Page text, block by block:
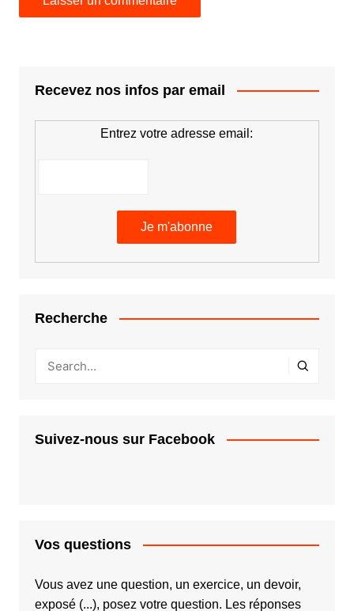
Recevez nos infos par email
Entrez votre adresse email:
Recherche
Suivez-nous sur Facebook
Vos questions
Vous avez une question, un exercice, un devoir,
exposé (...), posez votre question. Les réponses